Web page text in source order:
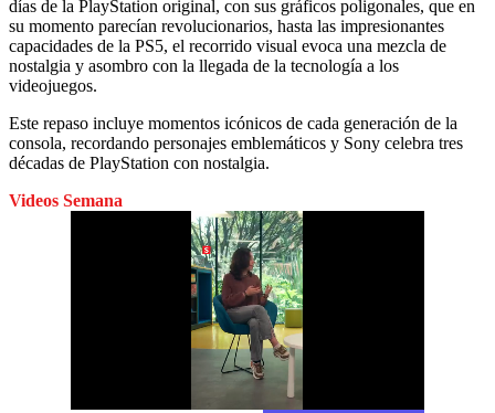
días de la PlayStation original, con sus gráficos poligonales, que en
su momento parecían revolucionarios, hasta las impresionantes
capacidades de la PS5, el recorrido visual evoca una mezcla de
nostalgia y asombro con la llegada de la tecnología a los
videojuegos.
Este repaso incluye momentos icónicos de cada generación de la
consola, recordando personajes emblemáticos y Sony celebra tres
décadas de PlayStation con nostalgia.
Videos Semana